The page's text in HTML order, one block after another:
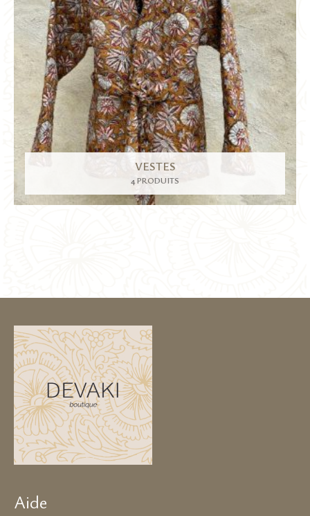
VESTES
4 PRODUITS
Aide